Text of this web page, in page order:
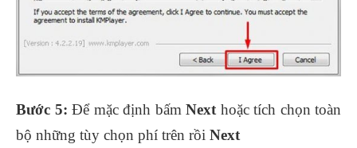
Bước 5: Để mặc định bấm Nexthoặc tích chọn toàn
bộ những tùy chọn phí trên rồi Next